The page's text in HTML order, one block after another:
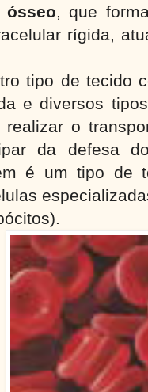
ósseo, que
rígida,
tipo de tecido
e diversos
realizar o
da defesa
é um tipo de